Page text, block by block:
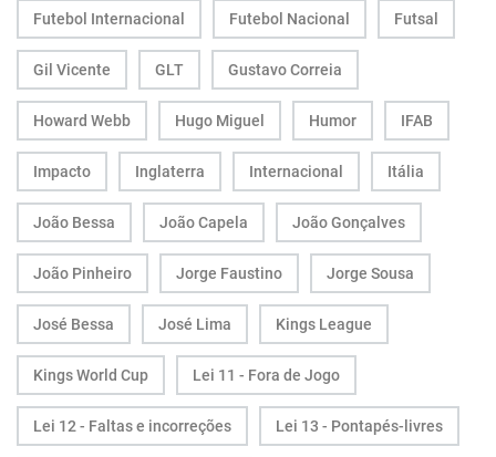
Futebol Internacional Futebol Nacional Futsal
Gil Vicente GLT Gustavo Correia
Howard Webb Hugo Miguel Humor IFAB
Impacto Inglaterra Internacional Itália
João Bessa João Capela João Gonçalves
João Pinheiro Jorge Faustino Jorge Sousa
José Bessa José Lima Kings League
Kings World Cup Lei 11 - Fora de Jogo
Lei 12 - Faltas e incorreções Lei 13 - Pontapés-livres